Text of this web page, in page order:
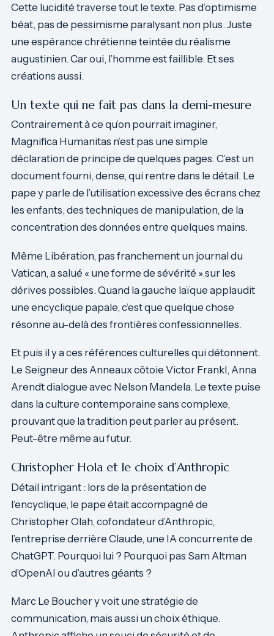
Cette lucidité traverse tout le texte. Pas d’optimisme
béat, pas de pessimisme paralysant non plus. Juste
une espérance chrétienne teintée du réalisme
augustinien. Car oui, l’homme est faillible. Et ses
créations aussi.
Un texte qui ne fait pas dans la demi-mesure
Contrairement à ce qu’on pourrait imaginer,
Magnifica Humanitas n’est pas une simple
déclaration de principe de quelques pages. C’est un
document fourni, dense, qui rentre dans le détail. Le
pape y parle de l’utilisation excessive des écrans chez
les enfants, des techniques de manipulation, de la
concentration des données entre quelques mains.
Même Libération, pas franchement un journal du
Vatican, a salué « une forme de sévérité » sur les
dérives possibles. Quand la gauche laïque applaudit
une encyclique papale, c’est que quelque chose
résonne au-delà des frontières confessionnelles.
Et puis il y a ces références culturelles qui détonnent.
Le Seigneur des Anneaux côtoie Victor Frankl, Anna
Arendt dialogue avec Nelson Mandela. Le texte puise
dans la culture contemporaine sans complexe,
prouvant que la tradition peut parler au présent.
Peut-être même au futur.
Christopher Hola et le choix d’Anthropic
Détail intrigant : lors de la présentation de
l’encyclique, le pape était accompagné de
Christopher Olah, cofondateur d’Anthropic,
l’entreprise derrière Claude, une IA concurrente de
ChatGPT. Pourquoi lui ? Pourquoi pas Sam Altman
d’OpenAI ou d’autres géants ?
Marc Le Boucher y voit une stratégie de
communication, mais aussi un choix éthique.